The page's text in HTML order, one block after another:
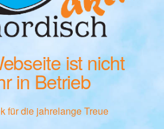
ist nicht
in Betrieb
für die jahrelange Treue